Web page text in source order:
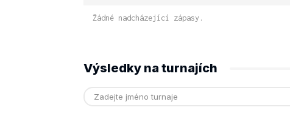
Žádné nadcházející zápasy.
Výsledky na turnajích